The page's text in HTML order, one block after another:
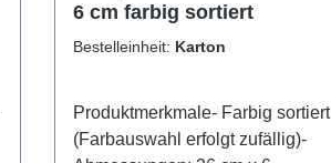
6 cm farbig sortiert
Bestelleinheit: Karton
Produktmerkmale- Farbig sortiert
(Farbauswahl erfolgt zufällig)-